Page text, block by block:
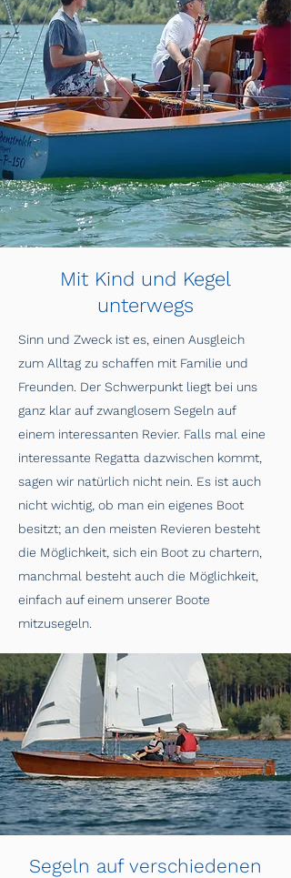
Mit Kind und Kegel
unterwegs
Sinn und Zweck ist es, einen Ausgleich
zum Alltag zu schaffen mit Familie und
Freunden. Der Schwerpunkt liegt bei uns
ganz klar auf zwanglosem Segeln auf
einem interessanten Revier. Falls mal eine
interessante Regatta dazwischen kommt,
sagen wir natürlich nicht nein. Es ist auch
nicht wichtig, ob man ein eigenes Boot
besitzt; an den meisten Revieren besteht
die Möglichkeit, sich ein Boot zu chartern,
manchmal besteht auch die Möglichkeit,
einfach auf einem unserer Boote
mitzusegeln.
Segeln auf verschiedenen